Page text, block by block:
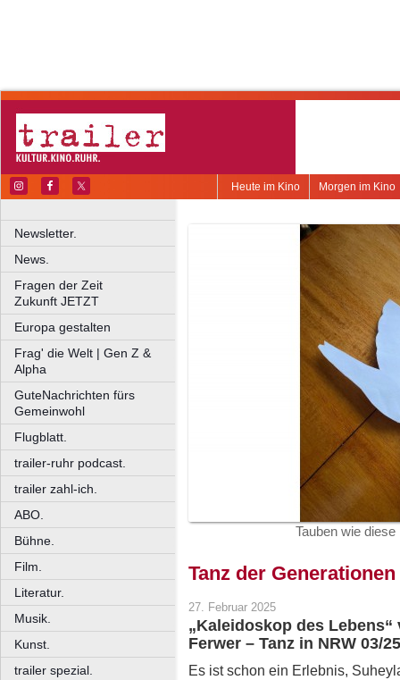
Morgen im Kino
Heute im Kino
Newsletter.
News.
Fragen der Zeit
Zukunft JETZT
Europa gestalten
Frag' die Welt | Gen Z &
Alpha
GuteNachrichten fürs
Gemeinwohl
Flugblatt.
trailer-ruhr podcast.
trailer zahl-ich.
ABO.
Bühne.
Film.
Literatur.
Musik.
Kunst.
trailer spezial.
Tauben wie
Tanz der Generationen
27. Februar 2025
„Kaleidoskop des
Ferwer – Tanz in NRW 03/25
Es ist schon ein Erlebnis,